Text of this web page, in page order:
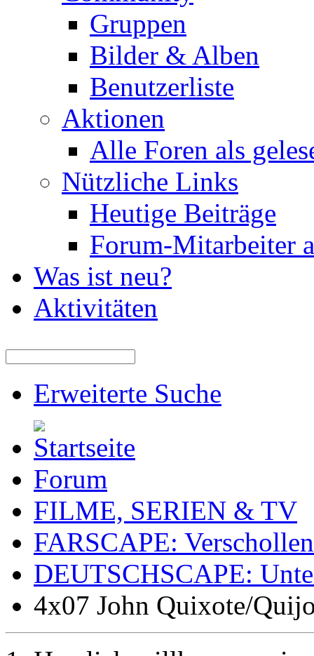
Gruppen
Bilder & Alben
Benutzerliste
Aktionen
Alle Foren als
Nützliche Links
Heutige Beiträge
Forum-Mitarbeiter
Was ist neu?
Aktivitäten
Erweiterte Suche
Forum
FILME, SERIEN & TV
FARSCAPE:
DEUTSCHSCAPE:
4x07 John Quixote/